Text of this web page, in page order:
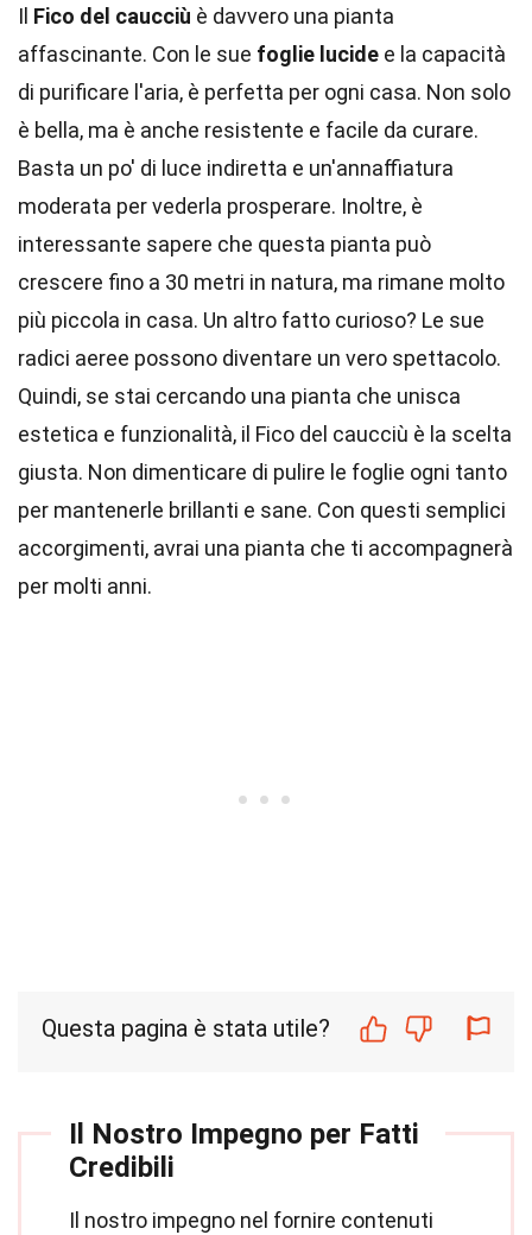
Il Fico del caucciù è davvero una pianta
affascinante. Con le sue foglie lucide e la capacità
di purificare l'aria, è perfetta per ogni casa. Non solo
è bella, ma è anche resistente e facile da curare.
Basta un po' di luce indiretta e un'annaffiatura
moderata per vederla prosperare. Inoltre, è
interessante sapere che questa pianta può
crescere fino a 30 metri in natura, ma rimane molto
più piccola in casa. Un altro fatto curioso? Le sue
radici aeree possono diventare un vero spettacolo.
Quindi, se stai cercando una pianta che unisca
estetica e funzionalità, il Fico del caucciù è la scelta
giusta. Non dimenticare di pulire le foglie ogni tanto
per mantenerle brillanti e sane. Con questi semplici
accorgimenti, avrai una pianta che ti accompagnerà
per molti anni.
Questa pagina è stata utile?
Il Nostro Impegno per Fatti
Credibili
Il nostro impegno nel fornire contenuti